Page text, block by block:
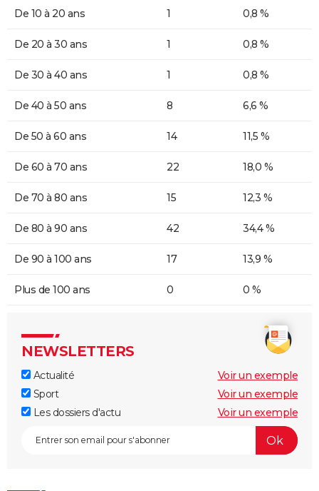
De 10 à 20 ans 1 0,8 %
De 20 à 30 ans 1 0,8 %
De 30 à 40 ans 1 0,8 %
De 40 à 50 ans 8 6,6 %
De 50 à 60 ans 14 11,5 %
De 60 à 70 ans 22 18,0 %
De 70 à 80 ans 15 12,3 %
De 80 à 90 ans 42 34,4 %
De 90 à 100 ans 17 13,9 %
Plus de 100 ans 0 0 %
NEWSLETTERS
Actualité
Voir un exemple
Sport
Voir un exemple
Les dossiers d'actu
Voir un exemple